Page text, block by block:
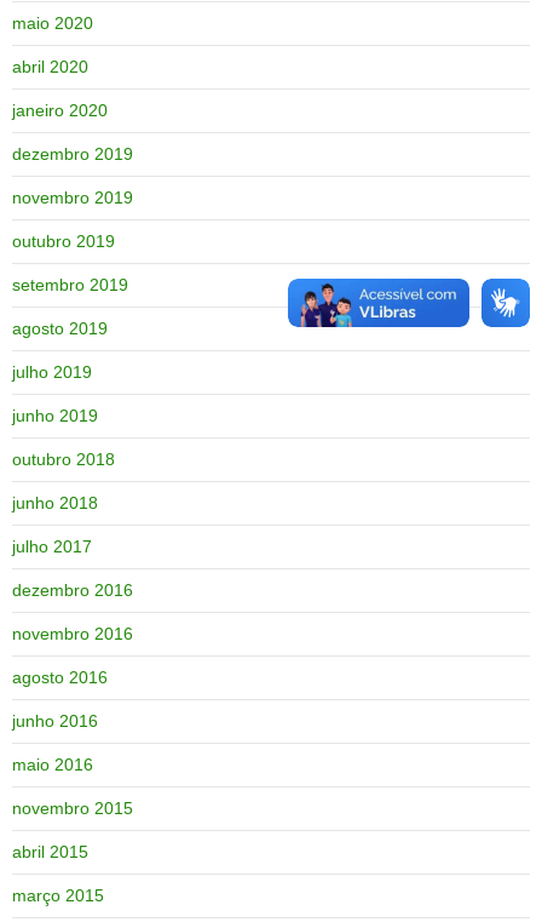
maio 2020
abril 2020
janeiro 2020
dezembro 2019
novembro 2019
outubro 2019
setembro 2019
agosto 2019
julho 2019
junho 2019
outubro 2018
junho 2018
julho 2017
dezembro 2016
novembro 2016
agosto 2016
junho 2016
maio 2016
novembro 2015
abril 2015
março 2015